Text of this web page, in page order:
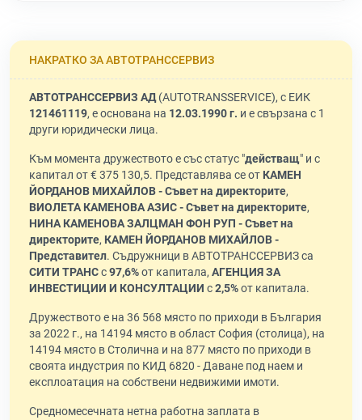
НАКРАТКО ЗА АВТОТРАНССЕРВИЗ
АВТОТРАНССЕРВИЗ АД(AUTOTRANSSERVICE), с ЕИК
121461119, е основана на 12.03.1990 г. и е свързана с 1
други юридически лица.
Към момента дружеството е със статус "действащ" и с
капитал от € 375 130,5. Представлява се от КАМЕН
ЙОРДАНОВ МИХАЙЛОВ - Съвет на директорите,
ВИОЛЕТА КАМЕНОВА АЗИС - Съвет на директорите,
НИНА КАМЕНОВА ЗАЛЦМАН ФОН РУП - Съвет на
директорите, КАМЕН ЙОРДАНОВ МИХАЙЛОВ -
Представител. Съдружници в АВТОТРАНССЕРВИЗ са
СИТИ ТРАНСс97,6%от капитала, АГЕНЦИЯ ЗА
ИНВЕСТИЦИИ И КОНСУЛТАЦИИ с2,5%от капитала.
Дружеството е на 36 568 място по приходи в България
за 2022 г., на 14194 място в област София (столица), на
14194 място в Столична и на 877 място по приходи в
своята индустрия по КИД 6820 - Даване под наем и
експлоатация на собствени недвижими имоти.
Средномесечната нетна работна заплата в